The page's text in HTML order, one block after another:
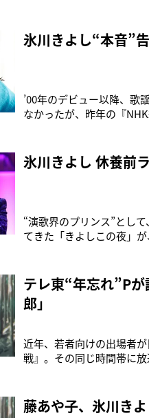
に、氷川の軌跡を振り返
がいきなり大ヒット
氷川きよし“本音”
’00年のデビュー以降、歌
なかったが、昨年の『
した。ひとまずは、『よ
歌歌手・氷川きよし”を脱
氷川きよし 休養前
“演歌界のプリンス”とし
てきた「きよしこの夜」
vol.22〜」。冒頭ではこ
らほら。期待が高ま
テレ東“年忘れ”P
郎」
近年、若者向けの出場者
戦』。その同じ時間帯に
集めている。そこで、同
星さんは00年にテレ東に入
藤あや子、氷川き